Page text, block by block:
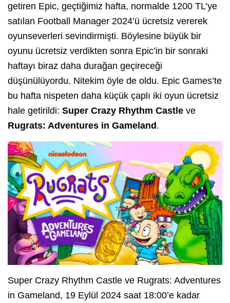
getiren Epic, geçtiğimiz hafta, normalde 1200 TL’ye
satılan Football Manager 2024’ü ücretsiz vererek
oyunseverleri sevindirmişti. Böylesine büyük bir
oyunu ücretsiz verdikten sonra Epic’in bir sonraki
haftayı biraz daha durağan geçireceği
düşünülüyordu. Nitekim öyle de oldu. Epic Games’te
bu hafta nispeten daha küçük çaplı iki oyun ücretsiz
hale getirildi: Super Crazy Rhythm Castle ve
Rugrats: Adventures in Gameland.
Super Crazy Rhythm Castle ve Rugrats: Adventures
in Gameland, 19 Eylül 2024 saat 18:00’e kadar